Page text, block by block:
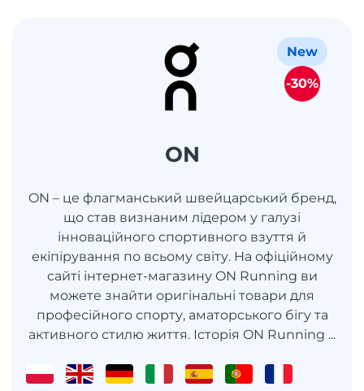
ON
ON – це флагманський швейцарський бренд,
що став визнаним лідером у галузі
інноваційного спортивного взуття й
екіпірування по всьому світу. На офіційному
сайті інтернет-магазину ON Running ви
можете знайти оригінальні товари для
професійного спорту, аматорського бігу та
активного стилю життя. Історія ON Running ...
New
-30%